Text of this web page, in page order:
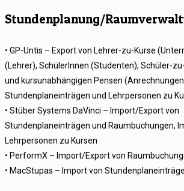
Stundenplanung/
• GP-Untis – Export von Lehrer-zu-Kurse
(Lehrer), SchülerInnen (Studenten), Schüler-
und kursunabhängigen Pensen
Stundenplaneinträgen und Lehrpersonen zu
• Stüber Systems DaVinci – Import/Export von
Stundenplaneinträgen und Raumbuchungen,
Lehrpersonen zu Kursen
• PerformX – Import/Export von
• MacStupas – Import von